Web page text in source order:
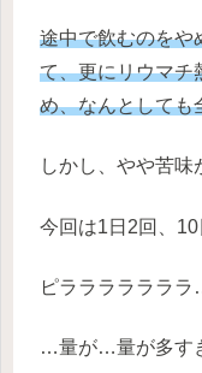
途中で飲むのをや
て、更にリウマチ
め、なんとしても
しかし、やや苦味
今回は1日2回、10
ピララララララ
…量が…量が多す